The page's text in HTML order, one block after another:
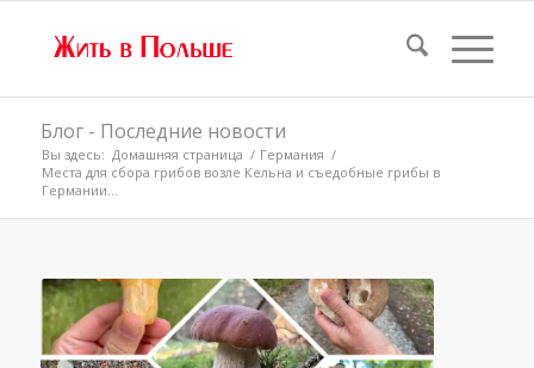
Блог - Последние новости
Вы здесь: Домашняя страница / Германия /
Места для сбора грибов возле Кельна и съедобные грибы в
Германии...